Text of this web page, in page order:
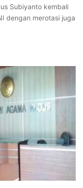
Subiyanto kembali
dengan merotasi juga